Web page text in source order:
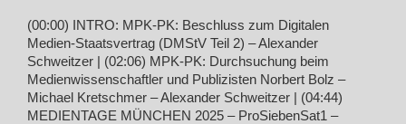
(00:00) INTRO: MPK-PK: Beschluss zum Digitalen
Medien-Staatsvertrag (DMStV Teil 2) – Alexander
Schweitzer | (02:06) MPK-PK: Durchsuchung beim
Medienwissenschaftler und Publizisten Norbert Bolz –
Michael Kretschmer – Alexander Schweitzer | (04:44)
MEDIENTAGE MÜNCHEN 2025 – ProSiebenSat1 –